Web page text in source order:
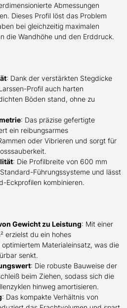
Abmessungen
Dieses Profil löst das Problem
bei gleichzeitig maximalen
die Wandhöhe und den Erddruck.
: Dank der verstärkten Stegdicke
Profil auch harten
Böden stand, ohne zu
: Das präzise gefertigte
ein reibungsarmes
oder Vibrieren und sorgt für
: Die Profilbreite von 600 mm
Führungssysteme und lässt
Eckprofilen kombinieren.
Gewicht zu Leistung: Mit einer
erzielst du ein hohes
Materialeinsatz, was die
senkt.
: Die robuste Bauweise der
beim Ziehen, sodass sich die
hinweg amortisieren.
: Das kompakte Verhältnis von